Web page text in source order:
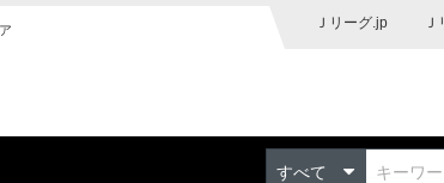
Ｊリーグ.jp
すべて